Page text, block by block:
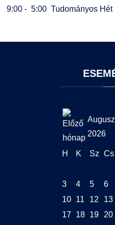
9:00 - 5:00 Tudományos Hét
2026
H K Sz Cs
3
4 5 6
10
11 12 13
17
18 19 20